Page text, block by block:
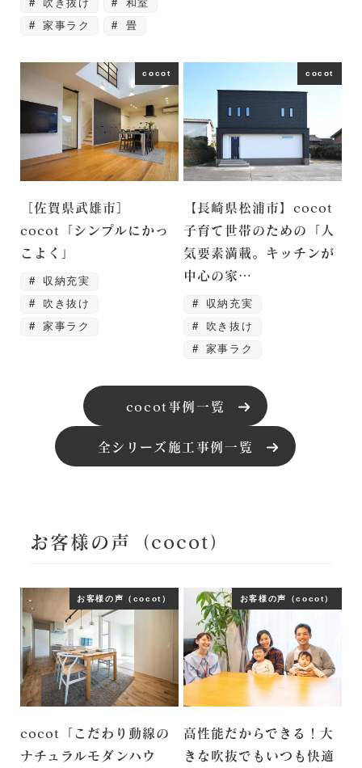
吹き抜け
和室
家事ラク
畳
cocot
［佐賀県武雄市］
cocot「シンプルにかっ
こよく」
収納充実
吹き抜け
家事ラク
cocot
【長崎県松浦市】cocot
子育て世帯のための「人
気要素満載。キッチンが
中心の家…
収納充実
吹き抜け
家事ラク
cocot事例一覧
全シリーズ施工事例一覧
お客様の声（cocot）
お客様の声（cocot）
cocot「こだわり動線の
ナチュラルモダンハウ
お客様の声（cocot）
高性能だからできる！大
きな吹抜でもいつも快適